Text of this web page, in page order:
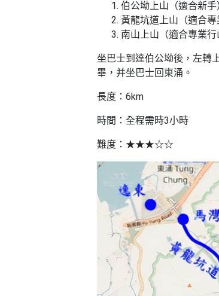
伯公坳上山（適合新手
黃龍坑道上山（適合專
南山上山（適合專業行
坐巴士到達伯公坳後，左轉
畢，并坐巴士回東涌。
長度：6km
時間：全程需時3小時
難度：★★★☆☆